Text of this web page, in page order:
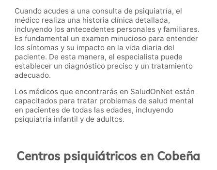
Cuando acudes a una consulta de psiquiatría, el
médico realiza una historia clínica detallada,
incluyendo los antecedentes personales y familiares.
Es fundamental un examen minucioso para entender
los síntomas y su impacto en la vida diaria del
paciente. De esta manera, el especialista puede
establecer un diagnóstico preciso y un tratamiento
adecuado.
Los médicos que encontrarás en SaludOnNet están
capacitados para tratar problemas de salud mental
en pacientes de todas las edades, incluyendo
psiquiatría infantil y de adultos.
Centros psiquiátricos en Cobeña